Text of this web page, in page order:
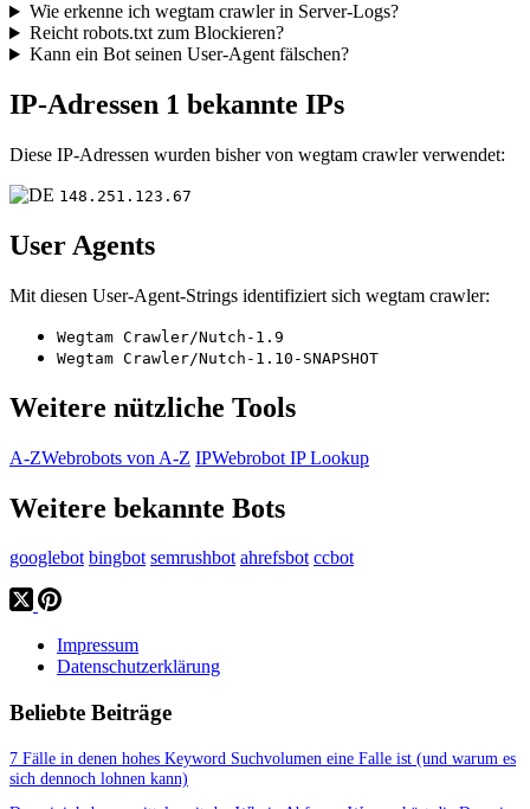
Wie erkenne ich wegtam crawler in Server-Logs?
Reicht robots.txt zum Blockieren?
Kann ein Bot seinen User-Agent fälschen?
IP-Adressen 1 bekannte IPs
Diese IP-Adressen wurden bisher von wegtam crawler verwendet:
148.251.123.67
User Agents
Mit diesen User-Agent-Strings identifiziert sich wegtam crawler:
Wegtam Crawler/Nutch-1.9
Wegtam Crawler/Nutch-1.10-SNAPSHOT
Weitere nützliche Tools
A-ZWebrobots von A-Z IPWebrobot IP Lookup
Weitere bekannte Bots
googlebot bingbot semrushbot ahrefsbot ccbot
Impressum
Datenschutzerklärung
Beliebte Beiträge
7 Fälle in denen hohes Keyword Suchvolumen eine Falle ist (und warum es
sich dennoch lohnen kann)